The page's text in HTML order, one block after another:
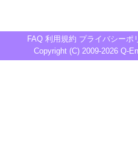
FAQ 利用規約 プライバシーポ
Copyright (C) 2009-2026 Q-